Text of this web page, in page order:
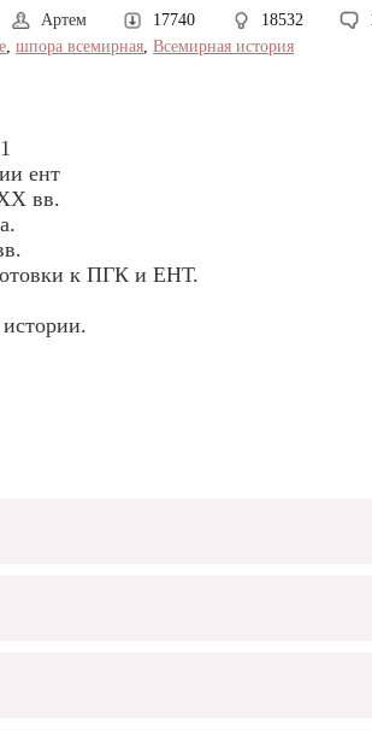
Артем 17740 18532
,шпора всемирная,Всемирная история
ент
вв.
к ПГК и ЕНТ.